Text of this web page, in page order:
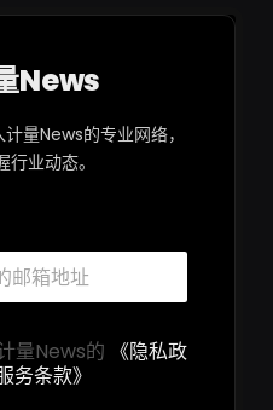
News
量News的专业网络，
业动态。
箱
隐
量News的 《隐私政
务条款》